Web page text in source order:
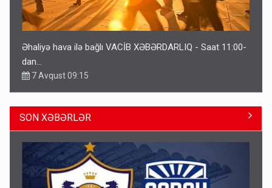
Əhaliyə hava ilə bağlı VACİB XƏBƏRDARLIQ - Saat 11:00-
dan…
7 Avqust 09:15
SON XƏBƏRLƏR